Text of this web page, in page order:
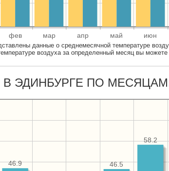
фев мар апр май июн
данные о среднемесячной температуре
воздуха за определенный месяц вы можете
В ЭДИНБУРГЕ ПО
58.2
46.5
46.9